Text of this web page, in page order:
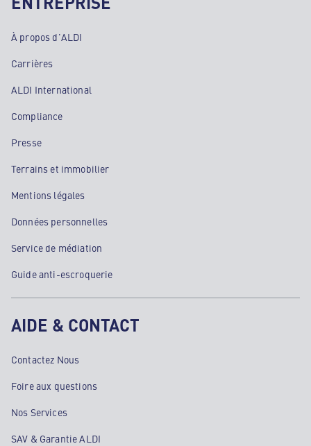
À propos d'ALDI
Carrières
ALDI International
Compliance
Presse
Terrains et immobilier
Mentions légales
Données personnelles
Service de médiation
Guide anti-escroquerie
AIDE & CONTACT
Contactez Nous
Foire aux questions
Nos Services
SAV & Garantie ALDI